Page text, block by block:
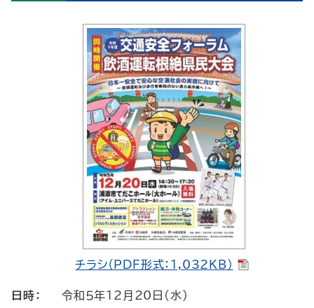
チラシ（PDF形式：1,032KB）
日時：
令和５年12月20日(水)